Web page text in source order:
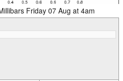
Friday 07 Aug at 4am